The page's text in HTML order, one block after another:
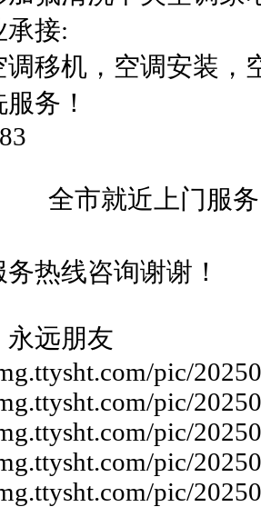
专业承接:
移机，空调安装，
清洗服
上门服务，
务热线咨询谢谢！
永远朋友
pic/
pic/
pic/
pic/
pic/